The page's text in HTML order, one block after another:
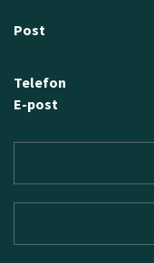
Post
Telefon
E-post